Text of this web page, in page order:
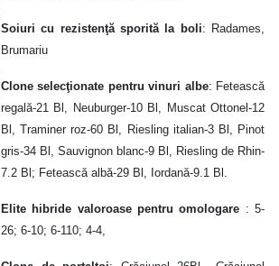
Soiuri cu rezistenţă sporită la boli: Radames,
Brumariu
Clone selecţionate pentru vinuri albe: Fetească
regală-21 Bl, Neuburger-10 Bl, Muscat Ottonel-12
Bl, Traminer roz-60 Bl, Riesling italian-3 Bl, Pinot
gris-34 Bl, Sauvignon blanc-9 Bl, Riesling de Rhin-
7.2 Bl; Fetească albă-29 Bl, Iordană-9.1 Bl.
Elite hibride valoroase pentru omologare : 5-
26; 6-10; 6-110; 4-4,